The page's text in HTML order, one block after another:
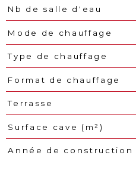
Nb de salle d'eau
Mode de chauffage
Type de chauffage
Format de chauffage
Terrasse
Surface cave (m²)
Année de construction